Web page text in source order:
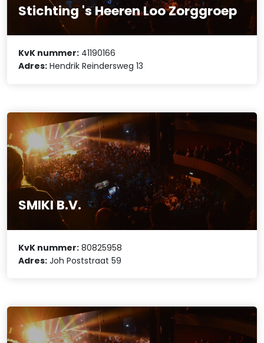
Stichting 's Heeren Loo Zorggroep
KvK nummer: 41190166
Adres: Hendrik Reindersweg 13
SMIKI B.V.
KvK nummer: 80825958
Adres: Joh Poststraat 59